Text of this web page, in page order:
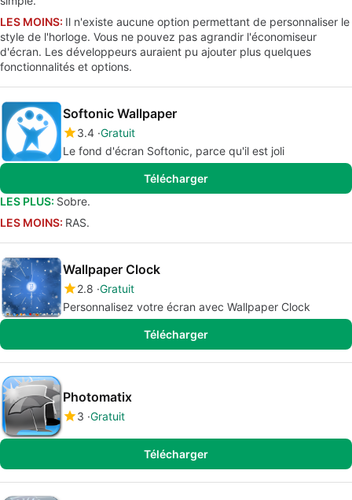
LES MOINS: Il n'existe aucune option permettant de personnaliser le
style de l'horloge. Vous ne pouvez pas agrandir l'économiseur
d'écran. Les développeurs auraient pu ajouter plus quelques
fonctionnalités et options.
Softonic Wallpaper
3.4 Gratuit
Le fond d'écran Softonic, parce qu'il est joli
Télécharger
LES PLUS: Sobre.
LES MOINS: RAS.
Wallpaper Clock
2.8 Gratuit
Personnalisez votre écran avec Wallpaper Clock
Télécharger
Photomatix
3 Gratuit
Télécharger